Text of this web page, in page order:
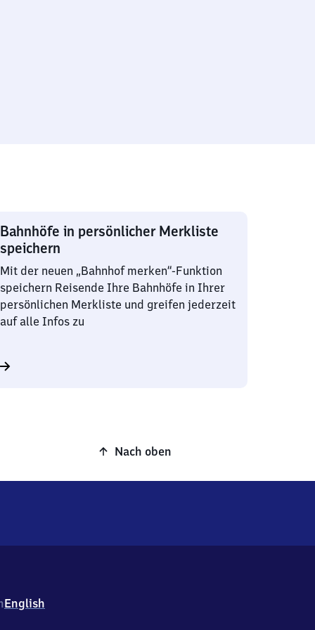
Bahnhöfe in persönlicher Merkliste
speichern
Mit der neuen „Bahnhof merken“-Funktion
speichern Reisende Ihre Bahnhöfe in Ihrer
persönlichen Merkliste und greifen jederzeit
auf alle Infos zu
Nach oben
English